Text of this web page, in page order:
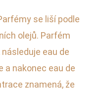
se liší podle
olejů. Parfém
eau de
a nakonec eau de
znamená, že